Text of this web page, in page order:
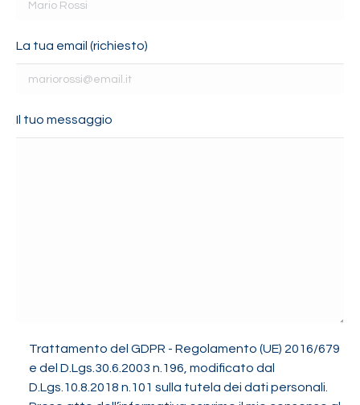
La tua email (richiesto)
Il tuo messaggio
Trattamento del GDPR - Regolamento (UE) 2016/679
e del D.Lgs.30.6.2003 n.196, modificato dal
D.Lgs.10.8.2018 n.101 sulla tutela dei dati personali.